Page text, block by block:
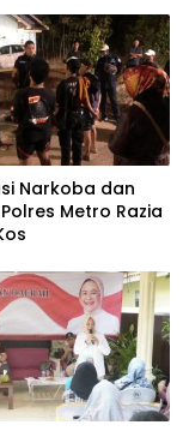
Narkoba dan
Metro Razia